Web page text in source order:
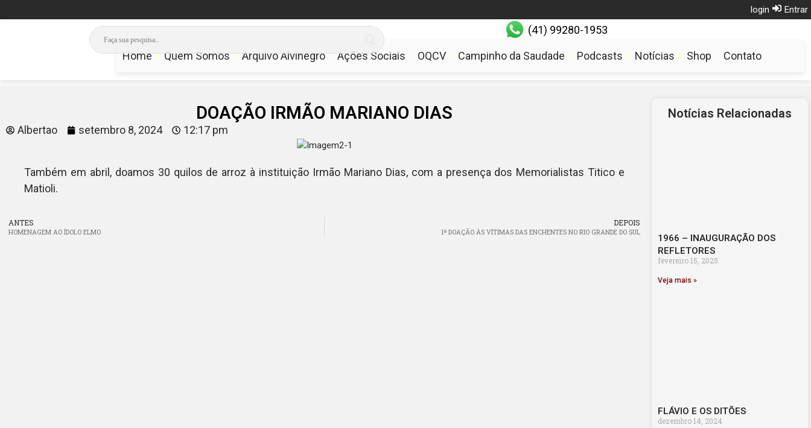
login Entrar
(41) 99280-1953
comercial@memorialvotuporanguense.com.br
Home Quem Somos Arquivo Alvinegro Ações Sociais OQCV Campinho da Saudade Podcasts Notícias Shop Contato
DOAÇÃO IRMÃO MARIANO DIAS
Albertao setembro 8, 2024 12:17 pm
Também em abril, doamos 30 quilos de arroz à instituição Irmão Mariano Dias, com a presença dos Memorialistas Titico e
Matioli.
ANTES
HOMENAGEM AO ÍDOLO ELMO
DEPOIS
1ª DOAÇÃO ÀS VÍTIMAS DAS ENCHENTES NO RIO GRANDE DO SUL
Notícias Relacionadas
1966 – INAUGURAÇÃO DOS
REFLETORES
fevereiro 15, 2025
Veja mais »
FLÁVIO E OS DITÕES
dezembro 14, 2024